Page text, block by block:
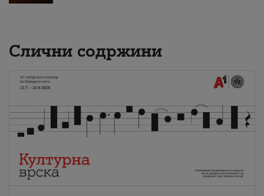
Слични содржини